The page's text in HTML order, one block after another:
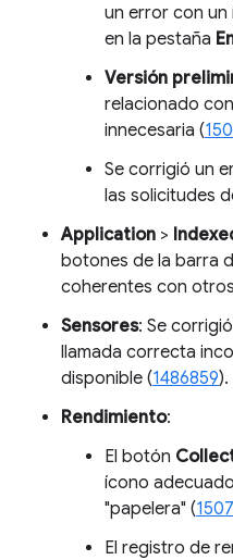
un error con
en la pestaña
Versión
relacionado
innecesaria (
Se corrigió un
las solicitudes
Application >
botones de la barra
coherentes con
Sensores: Se
llamada correcta
disponible (1486859).
Rendimiento:
El botón
ícono
"papelera" (
El registro de